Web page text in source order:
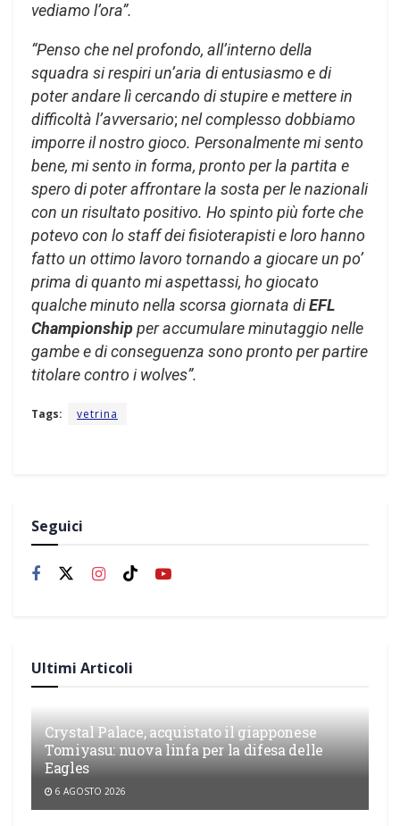
vediamo l’ora”.
“Penso che nel profondo, all’interno della
squadra si respiri un’aria di entusiasmo e di
poter andare lì cercando di stupire e mettere in
difficoltà l’avversario; nel complesso dobbiamo
imporre il nostro gioco. Personalmentemi sento
bene, mi sento in forma, pronto per la partita e
spero di poter affrontare la sosta per le nazionali
con un risultato positivo. Ho spinto più forte che
potevo con lo staff dei fisioterapisti e loro hanno
fatto un ottimo lavoro tornando a giocare un po’
prima di quanto mi aspettassi, ho giocato
qualche minuto nella scorsa giornata diEFL
Championshipper accumulare minutaggio nelle
gambe e di conseguenza sono pronto per partire
titolare contro i wolves”.
Tags: vetrina
Seguici
Ultimi Articoli
Crystal Palace, acquistato il giapponese
Tomiyasu: nuova linfa per la difesa delle
Eagles
6 AGOSTO 2026